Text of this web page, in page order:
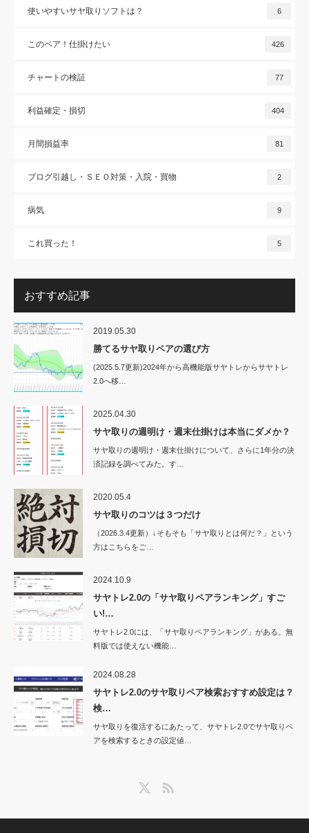
使いやすいサヤ取りソフトは？ 6
このペア！仕掛けたい 426
チャートの検証 77
利益確定・損切 404
月間損益率 81
ブログ引越し・ＳＥＯ対策・入院・買物 2
病気 9
これ買った！ 5
おすすめ記事
2019.05.30
勝てるサヤ取りペアの選び方
(2025.5.7更新)2024年から高機能版サヤトレからサヤトレ
2.0へ移…
2025.04.30
サヤ取りの週明け・週末仕掛けは本当にダメか？
サヤ取りの週明け・週末仕掛けについて、さらに1年分の決
済記録を調べてみた。す…
2020.05.4
サヤ取りのコツは３つだけ
（2026.3.4更新）↓そもそも「サヤ取りとは何だ？」という
方はこちらをご…
2024.10.9
サヤトレ2.0の「サヤ取りペアランキング」すご
い!…
サヤトレ2.0には、「サヤ取りペアランキング」がある。無
料版では使えない機能…
2024.08.28
サヤトレ2.0のサヤ取りペア検索おすすめ設定は？
検…
サヤ取りを復活するにあたって、サヤトレ2.0でサヤ取りペ
アを検索するときの設定値…